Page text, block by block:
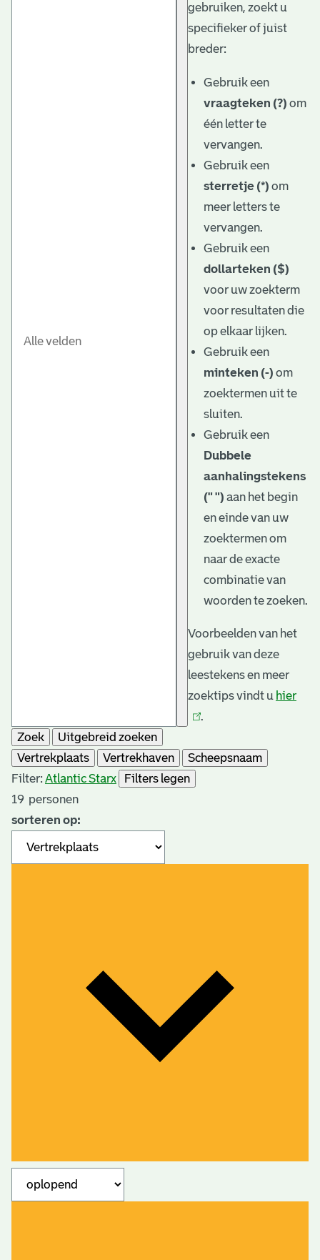
gebruiken, zoekt u
specifieker of juist
breder:
Gebruik een
vraagteken (?) om
één letter te
vervangen.
Gebruik een
sterretje (*) om
meer letters te
vervangen.
Gebruik een
dollarteken ($)
voor uw zoekterm
voor resultaten die
op elkaar lijken.
Gebruik een
minteken (-) om
zoektermen uit te
sluiten.
Gebruik een
Dubbele
aanhalingstekens
(" ") aan het begin
en einde van uw
zoektermen om
naar de exacte
combinatie van
woorden te zoeken.
Voorbeelden van het
gebruik van deze
leestekens en meer
zoektips vindt u hier
.
Zoek
Uitgebreid zoeken
Vertrekplaats
Vertrekhaven
Scheepsnaam
Filter: Atlantic Starx
Filters legen
19 personen
sorteren op: